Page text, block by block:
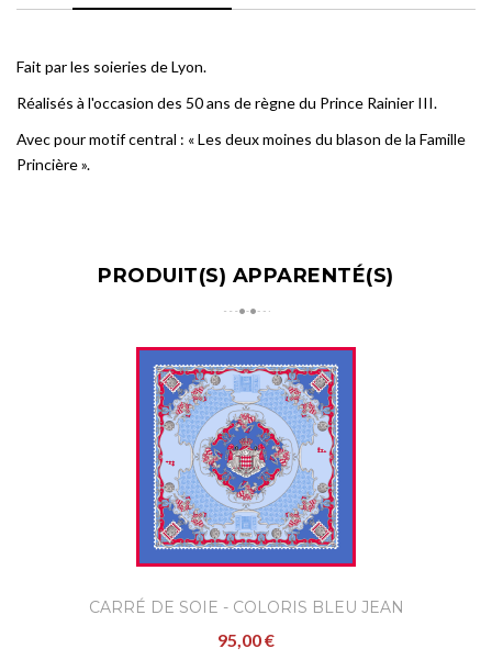
Fait par les soieries de Lyon.
Réalisés à l'occasion des 50 ans de règne du Prince Rainier III.
Avec pour motif central : «Les deux moines du blason de la Famille
Princière».
PRODUIT(S) APPARENTÉ(S)
CARRÉ DE SOIE - COLORIS BLEU JEAN
95,00 €